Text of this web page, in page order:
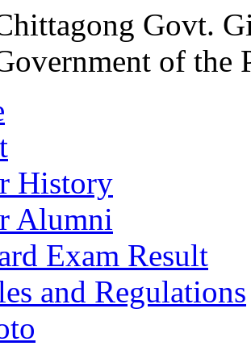
Govt.
of the
History
Alumni
Exam Result
and Regulations